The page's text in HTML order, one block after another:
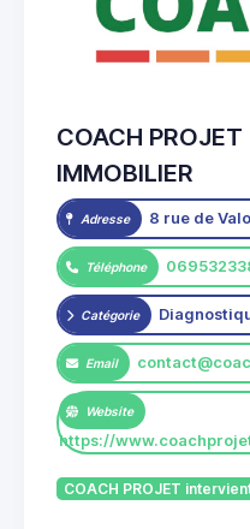
COACH
IMMOBILIER
Adresse 8 rue de
Téléphone
Catégorie
Email
Website
https://
COACH PROJET